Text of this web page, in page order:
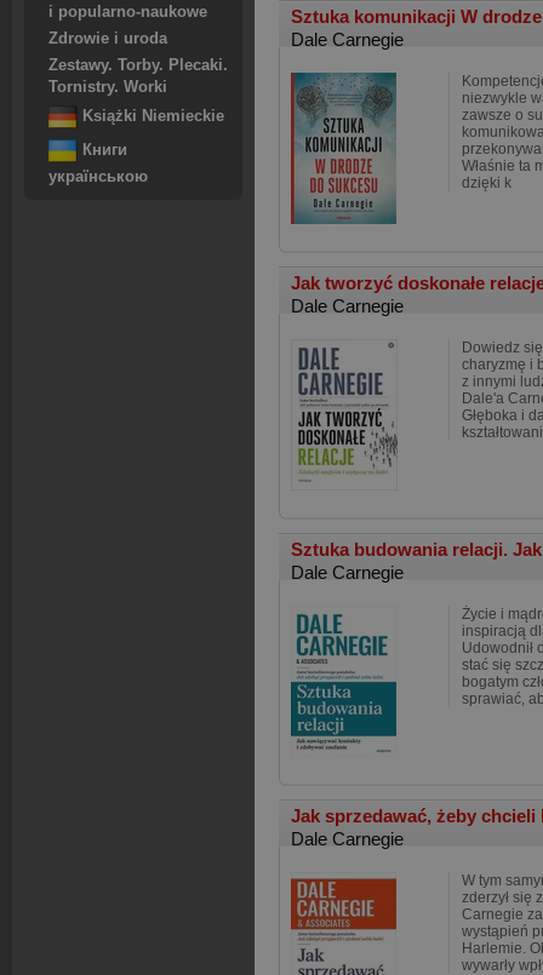
i popularno-naukowe
Zdrowie i uroda
Zestawy. Torby. Plecaki.
Tornistry. Worki
Książki Niemieckie
Книги
українською
Sztuka komunikacji W
Dale Carnegie
niezwykle
zawsze o
Właśnie ta
dzięki k
Jak tworzyć doskonałe
Dale Carnegie
Dowiedz
charyzmę i
z innymi
Dale'a
Głęboka i
Sztuka budowania relacji.
Dale Carnegie
Życie i
inspiracją
Udowodnił
stać się
bogatym
sprawiać,
Jak sprzedawać, żeby
Dale Carnegie
W tym
zderzył się
Carnegie
wystąpień
Harlemie.
wywarły